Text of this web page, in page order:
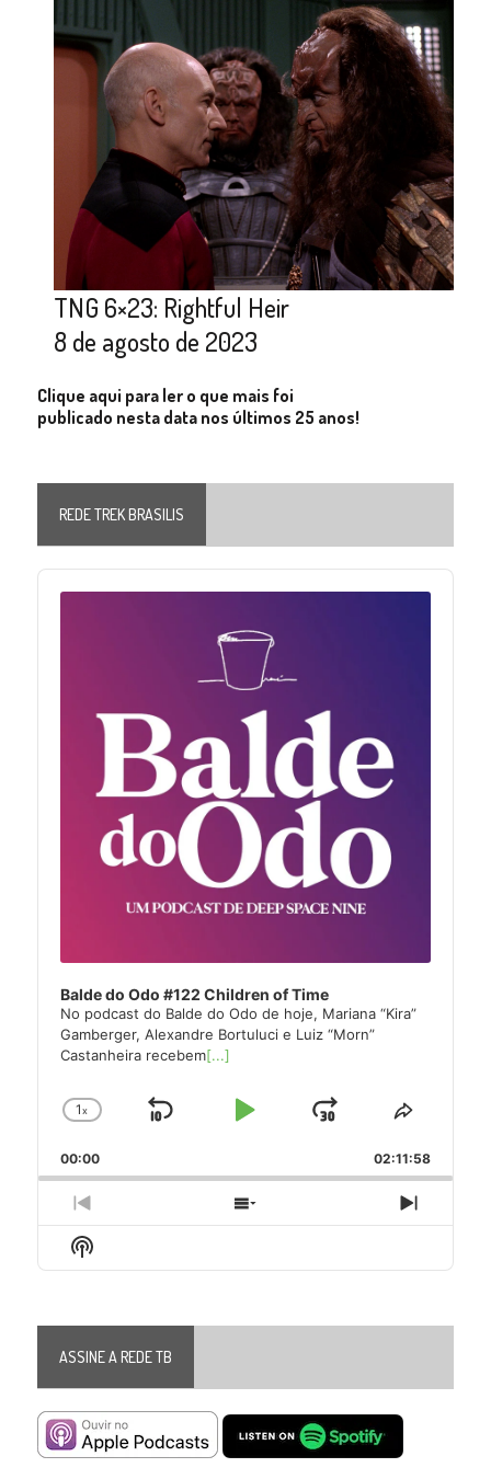
TNG 6×23: Rightful Heir
8 de agosto de 2023
Clique aqui para ler o que mais foi
publicado nesta data nos últimos 25 anos!
REDE TREK BRASILIS
Audio
Player
Balde do Odo #122 Children of Time
No podcast do Balde do Odo de hoje, Mariana “Kira”
Gamberger, Alexandre Bortuluci e Luiz “Morn”
Castanheira recebem[...]
Change
Rate
1x
Skip
Play
Jump
Forward
Share
Episode
00:00 02:11:58
Previous
Episode
Show
Episodes
Next
Episode
Show
Podcast
ASSINE A REDE TB